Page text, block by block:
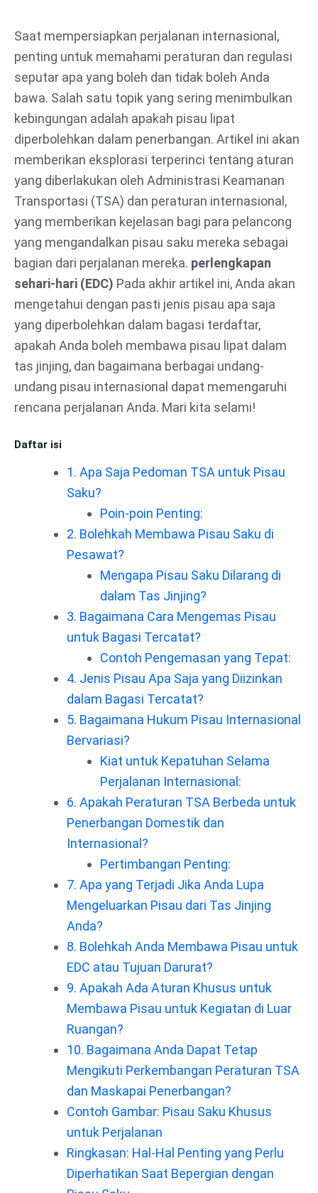
konten
Saat mempersiapkan perjalanan internasional,
penting untuk memahami peraturan dan regulasi
seputar apa yang boleh dan tidak boleh Anda
bawa. Salah satu topik yang sering menimbulkan
kebingungan adalah apakah pisau lipat
diperbolehkan dalam penerbangan. Artikel ini akan
memberikan eksplorasi terperinci tentang aturan
yang diberlakukan oleh Administrasi Keamanan
Transportasi (TSA) dan peraturan internasional,
yang memberikan kejelasan bagi para pelancong
yang mengandalkan pisau saku mereka sebagai
bagian dari perjalanan mereka. perlengkapan
sehari-hari (EDC) Pada akhir artikel ini, Anda akan
mengetahui dengan pasti jenis pisau apa saja
yang diperbolehkan dalam bagasi terdaftar,
apakah Anda boleh membawa pisau lipat dalam
tas jinjing, dan bagaimana berbagai undang-
undang pisau internasional dapat memengaruhi
rencana perjalanan Anda. Mari kita selami!
Daftar isi
1. Apa Saja Pedoman TSA untuk Pisau
Saku?
Poin-poin Penting:
2. Bolehkah Membawa Pisau Saku di
Pesawat?
Mengapa Pisau Saku Dilarang di
dalam Tas Jinjing?
3. Bagaimana Cara Mengemas Pisau
untuk Bagasi Tercatat?
Contoh Pengemasan yang Tepat:
4. Jenis Pisau Apa Saja yang Diizinkan
dalam Bagasi Tercatat?
5. Bagaimana Hukum Pisau Internasional
Bervariasi?
Kiat untuk Kepatuhan Selama
Perjalanan Internasional:
6. Apakah Peraturan TSA Berbeda untuk
Penerbangan Domestik dan
Internasional?
Pertimbangan Penting:
7. Apa yang Terjadi Jika Anda Lupa
Mengeluarkan Pisau dari Tas Jinjing
Anda?
8. Bolehkah Anda Membawa Pisau untuk
EDC atau Tujuan Darurat?
9. Apakah Ada Aturan Khusus untuk
Membawa Pisau untuk Kegiatan di Luar
Ruangan?
10. Bagaimana Anda Dapat Tetap
Mengikuti Perkembangan Peraturan TSA
dan Maskapai Penerbangan?
Contoh Gambar: Pisau Saku Khusus
untuk Perjalanan
Ringkasan: Hal-Hal Penting yang Perlu
Diperhatikan Saat Bepergian dengan